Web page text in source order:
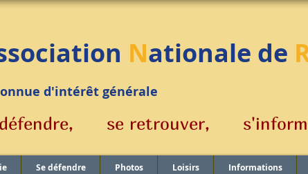
Nationale de
nue d'intérêt générale
se retrouver,
Se défendre Photos Loisirs Informations